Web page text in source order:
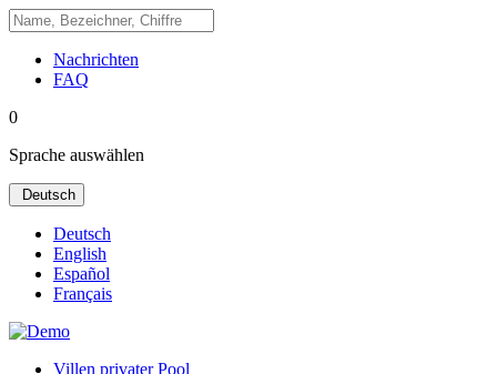
Nachrichten
FAQ
0
Sprache auswählen
Deutsch
Deutsch
English
Español
Français
Villen privater Pool